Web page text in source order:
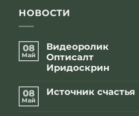
НОВОСТИ
08
Май
Видеоролик
Оптисалт
Иридоскрин
записи
08
Май
Источник счастья